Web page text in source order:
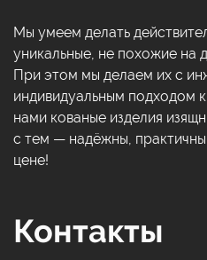
Мы умеем делать
уникальные, не похожие на
При этом мы делаем их с
индивидуальным подходом
нами кованые изделия
с тем — надёжны,
цене!
Контакты